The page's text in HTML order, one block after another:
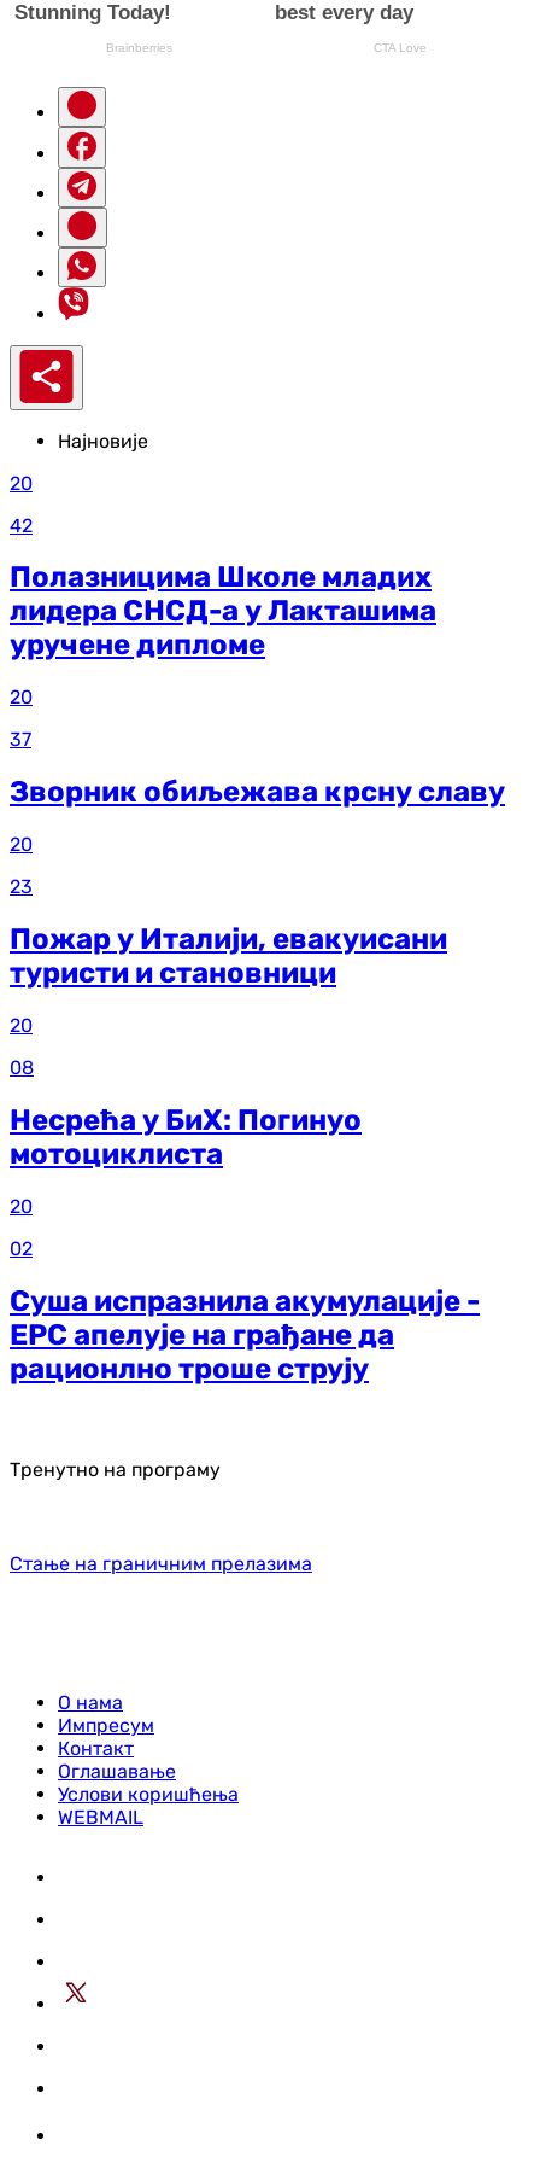
Најновије
20
42
Полазницима Школе младих
лидера СНСД-а у Лакташима
уручене дипломе
20
37
Зворник обиљежава крсну славу
20
23
Пожар у Италији, евакуисани
туристи и становници
20
08
Несрећа у БиХ: Погинуо
мотоциклиста
20
02
Суша испразнила акумулације -
ЕРС апелује на грађане да
рационлно троше струју
Тренутно на програму
Стање на граничним прелазима
О нама
Импресум
Контакт
Оглашавање
Услови коришћења
WEBMAIL